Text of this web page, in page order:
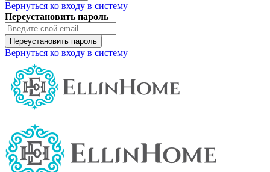
Вернуться ко входу в систему
Переустановить пароль
Переустановить пароль
Вернуться ко входу в систему